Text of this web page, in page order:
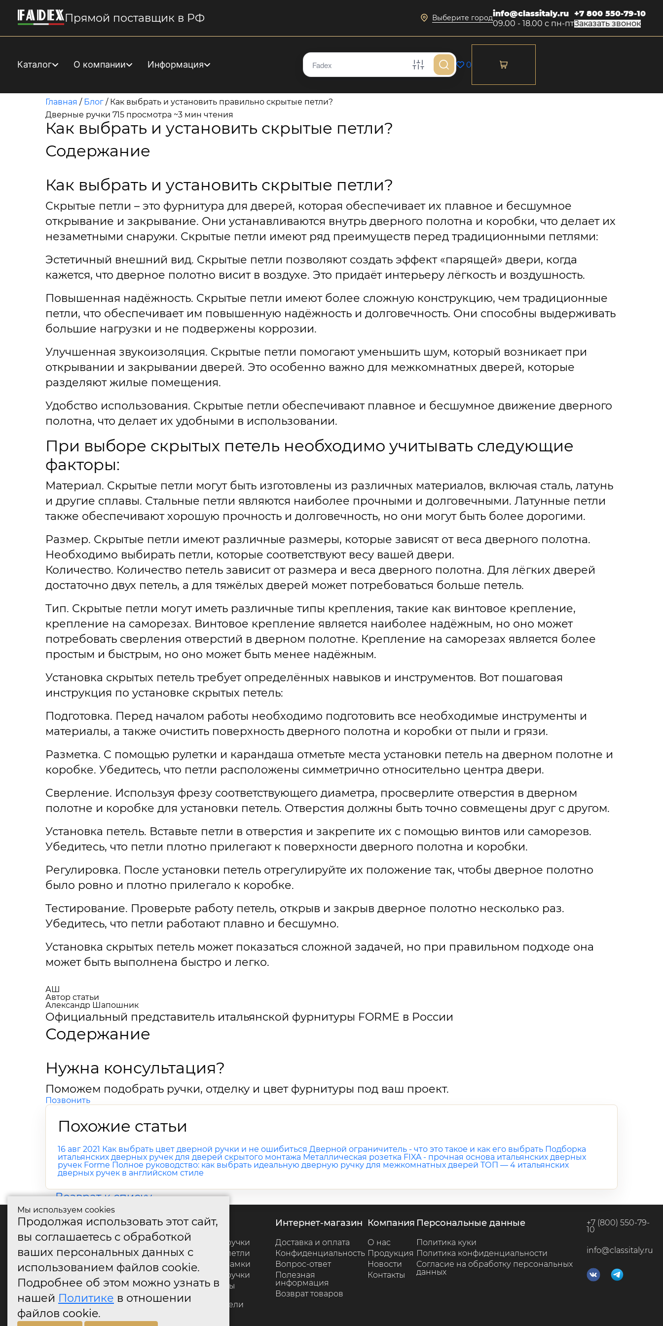
Прямой поставщик в РФ Выберите городinfo@classitaly.ru
09.00 - 18.00 с пн-пт
+7 800 550-79-10
Заказать звонок
Каталог О компании Информация 0
Главная / Блог / Как выбрать и установить правильно скрытые петли?
Дверные ручки 715 просмотра ~3 мин чтения
Как выбрать и установить скрытые петли?
Содержание
Как выбрать и установить скрытые петли?
Скрытые петли – это фурнитура для дверей, которая обеспечивает их плавное и бесшумное
открывание и закрывание. Они устанавливаются внутрь дверного полотна и коробки, что делает их
незаметными снаружи. Скрытые петли имеют ряд преимуществ перед традиционными петлями:
Эстетичный внешний вид. Скрытые петли позволяют создать эффект «парящей» двери, когда
кажется, что дверное полотно висит в воздухе. Это придаёт интерьеру лёгкость и воздушность.
Повышенная надёжность. Скрытые петли имеют более сложную конструкцию, чем традиционные
петли, что обеспечивает им повышенную надёжность и долговечность. Они способны выдерживать
большие нагрузки и не подвержены коррозии.
Улучшенная звукоизоляция. Скрытые петли помогают уменьшить шум, который возникает при
открывании и закрывании дверей. Это особенно важно для межкомнатных дверей, которые
разделяют жилые помещения.
Удобство использования. Скрытые петли обеспечивают плавное и бесшумное движение дверного
полотна, что делает их удобными в использовании.
При выборе скрытых петель необходимо учитывать следующие
факторы:
Материал. Скрытые петли могут быть изготовлены из различных материалов, включая сталь, латунь
и другие сплавы. Стальные петли являются наиболее прочными и долговечными. Латунные петли
также обеспечивают хорошую прочность и долговечность, но они могут быть более дорогими.
Размер. Скрытые петли имеют различные размеры, которые зависят от веса дверного полотна.
Необходимо выбирать петли, которые соответствуют весу вашей двери.
Количество. Количество петель зависит от размера и веса дверного полотна. Для лёгких дверей
достаточно двух петель, а для тяжёлых дверей может потребоваться больше петель.
Тип. Скрытые петли могут иметь различные типы крепления, такие как винтовое крепление,
крепление на саморезах. Винтовое крепление является наиболее надёжным, но оно может
потребовать сверления отверстий в дверном полотне. Крепление на саморезах является более
простым и быстрым, но оно может быть менее надёжным.
Установка скрытых петель требует определённых навыков и инструментов. Вот пошаговая
инструкция по установке скрытых петель:
Подготовка. Перед началом работы необходимо подготовить все необходимые инструменты и
материалы, а также очистить поверхность дверного полотна и коробки от пыли и грязи.
Разметка. С помощью рулетки и карандаша отметьте места установки петель на дверном полотне и
коробке. Убедитесь, что петли расположены симметрично относительно центра двери.
Сверление. Используя фрезу соответствующего диаметра, просверлите отверстия в дверном
полотне и коробке для установки петель. Отверстия должны быть точно совмещены друг с другом.
Установка петель. Вставьте петли в отверстия и закрепите их с помощью винтов или саморезов.
Убедитесь, что петли плотно прилегают к поверхности дверного полотна и коробки.
Регулировка. После установки петель отрегулируйте их положение так, чтобы дверное полотно
было ровно и плотно прилегало к коробке.
Тестирование. Проверьте работу петель, открыв и закрыв дверное полотно несколько раз.
Убедитесь, что петли работают плавно и бесшумно.
Установка скрытых петель может показаться сложной задачей, но при правильном подходе она
может быть выполнена быстро и легко.
АШ
Автор статьи
Александр Шапошник
Официальный представитель итальянской фурнитуры FORME в России
Содержание
Нужна консультация?
Поможем подобрать ручки, отделку и цвет фурнитуры под ваш проект.
Позвонить
Похожие статьи
16 авг 2021 Как выбрать цвет дверной ручки и не ошибиться Дверной ограничитель - что это такое и как его выбрать Подборка
итальянских дверных ручек для дверей скрытого монтажа Металлическая розетка FIXA - прочная основа итальянских дверных
ручек Forme Полное руководство: как выбрать идеальную дверную ручку для межкомнатных дверей ТОП — 4 итальянских
дверных ручек в английском стиле
Возврат к списку
каталог
Дверные ручки
Дверные петли
Дверные замки
Оконные ручки
Аксессуары
Дверные
ограничители
интернет-магазин
Доставка и оплата
Конфиденциальность
Вопрос-ответ
Полезная
информация
Возврат товаров
компания
О нас
Продукция
Новости
Контакты
персональные данные
Политика куки
Политика конфиденциальности
Согласие на обработку персональных
данных
+7 (800) 550-79-
10
info@classitaly.ru
Мы используем cookies
Продолжая использовать этот сайт,
вы соглашаетесь с обработкой
ваших персональных данных с
использованием файлов cookie.
Подробнее об этом можно узнать в
нашей Политике в отношении
файлов cookie.